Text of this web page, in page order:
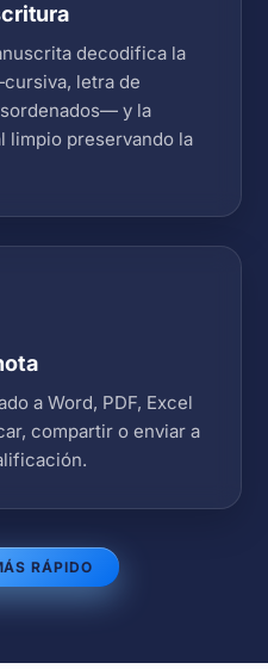
decodifica la
letra de
y la
limpio preservando la
a Word, PDF, Excel
compartir o enviar a
RÁPIDO